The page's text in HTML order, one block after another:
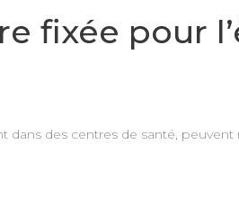
fixée pour
des centres de santé,